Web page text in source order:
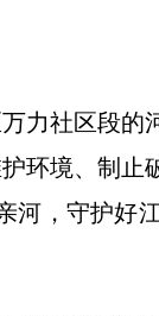
力社区段
环境、制
河，守护好